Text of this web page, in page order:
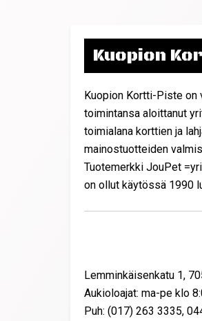
Kuopion
Kuopion Kortti-Piste on
toimintansa aloittanut
toimialana korttien ja
mainostuotteiden
Tuotemerkki JouPet
on ollut käytössä 1990
Lemminkäisenkatu 1,
Aukioloajat: ma-pe klo
Puh: (017) 263 3335,